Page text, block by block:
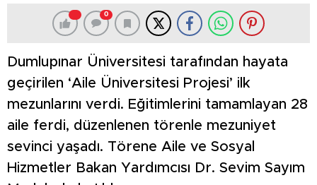
0
Dumlupınar Üniversitesi tarafından hayata
geçirilen ‘Aile Üniversitesi Projesi’ ilk
mezunlarını verdi. Eğitimlerini tamamlayan 28
aile ferdi, düzenlenen törenle mezuniyet
sevinci yaşadı. Törene Aile ve Sosyal
Hizmetler Bakan Yardımcısı Dr. Sevim Sayım